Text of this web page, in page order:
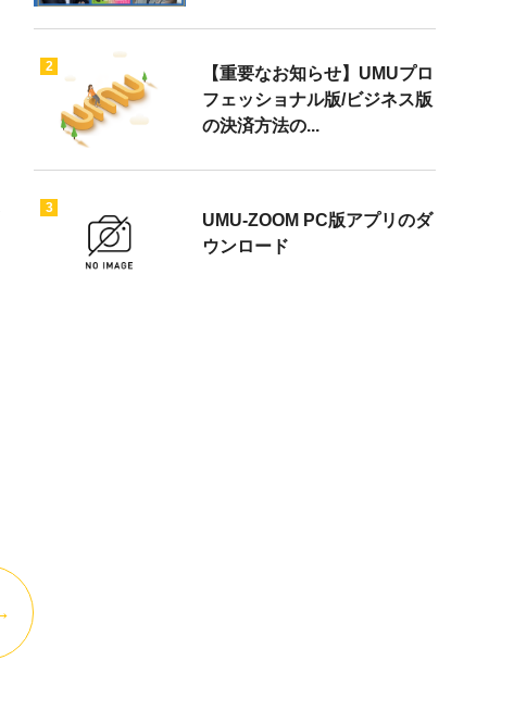
2
【重要なお知らせ】UMUプロ
フェッショナル版/ビジネス版
の決済方法の...
3
UMU-ZOOM PC版アプリのダ
ウンロード